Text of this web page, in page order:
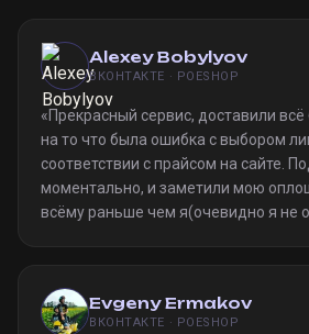
Alexey Bobylyov
ВКОНТАКТЕ · POESHOP
«Прекрасный сервис, доставили
на то что была ошибка с выбором
соответствии с прайсом на сайте.
моментально, и заметили мою
всёму раньше чем я(очевидно я не
Evgeny Ermakov
ВКОНТАКТЕ · POESHOP